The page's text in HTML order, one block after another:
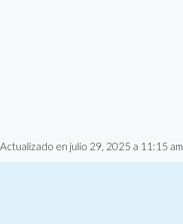
Actualizado en julio 29, 2025 a 11:15 am